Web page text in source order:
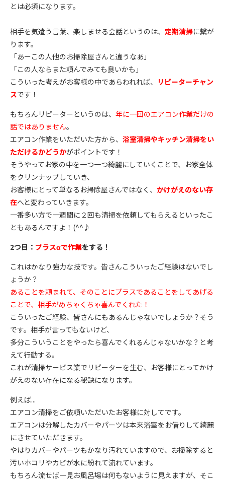
とは必須になります。
相手を気遣う言葉、楽しませる会話というのは、 定期清掃に繋が
ります。
「あーこの人他のお掃除屋さんと違うなあ」
「この人ならまた頼んでみても良いかも」
こういった考えがお客様の中であらわれれば、
リピーターチャン
スです！
もちろんリピーターというのは、 年に一回のエアコン作業だけの
話ではありません。
エアコン作業をいただいた方から、 浴室清掃やキッチン清掃をい
ただけるかどうかがポイントです！
そうやってお家の中を一つ一つ綺麗にしていくことで、お家全体
をクリンナップしていき、
お客様にとって単なるお掃除屋さんではなく、 かけがえのない存
在へと変わっていきます。
一番多い方で一週間に２回も清掃を依頼してもらえるといったこ
ともあるんですよ！(^^♪
2つ目： プラスαで作業をする！
これはかなり強力な技です。皆さんこういったご経験はないでし
ょうか？
あることを頼まれて、そのことにプラスであることをしてあげる
ことで、相手がめちゃくちゃ喜んでくれた！
こういったご経験、皆さんにもあるんじゃないでしょうか？そう
です。相手が言ってもないけど、
多分こういうことをやったら喜んでくれるんじゃないかな？と考
えて行動する。
これが清掃サービス業でリピーターを生む、お客様にとってかけ
がえのない存在になる秘訣になります。
例えば...
エアコン清掃をご依頼いただいたお客様に対してです。
エアコンは分解したカバーやパーツは本来浴室をお借りして綺麗
にさせていただきます。
やはりカバーやパーツもかなり汚れていますので、お掃除すると
汚いホコリやカビが水に紛れて流れています。
もちろん流せば一見お風呂場は何もないように見えますが、そこ